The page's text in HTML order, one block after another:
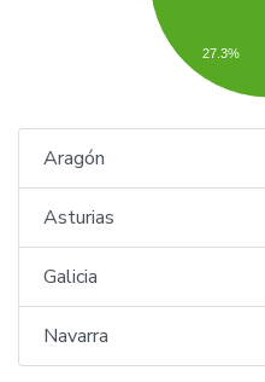
27.3%
Aragón
Asturias
Galicia
Navarra